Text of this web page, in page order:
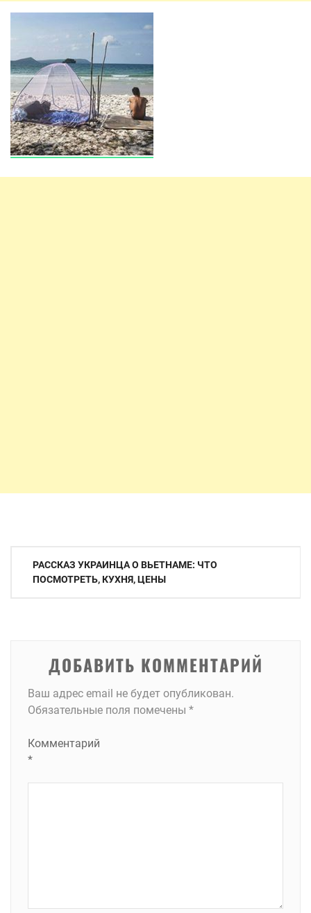
Навигация
РАССКАЗ УКРАИНЦА О ВЬЕТНАМЕ: ЧТО
ПОСМОТРЕТЬ, КУХНЯ, ЦЕНЫ
ДОБАВИТЬ КОММЕНТАРИЙ
Ваш адрес email не будет опубликован.
Обязательные поля помечены *
Комментарий
*